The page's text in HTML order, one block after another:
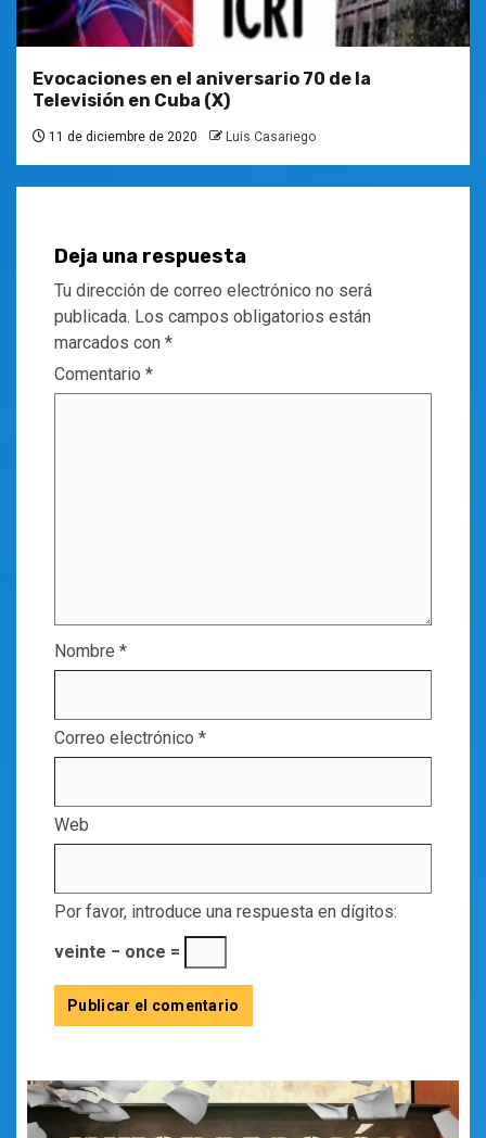
Evocaciones en el aniversario 70 de la
Televisión en Cuba (X)
11 de diciembre de 2020 Luis Casariego
Deja una respuesta
Tu dirección de correo electrónico no será
publicada. Los campos obligatorios están
marcados con *
Comentario *
Nombre *
Correo electrónico *
Web
Por favor, introduce una respuesta en dígitos:
veinte − once =